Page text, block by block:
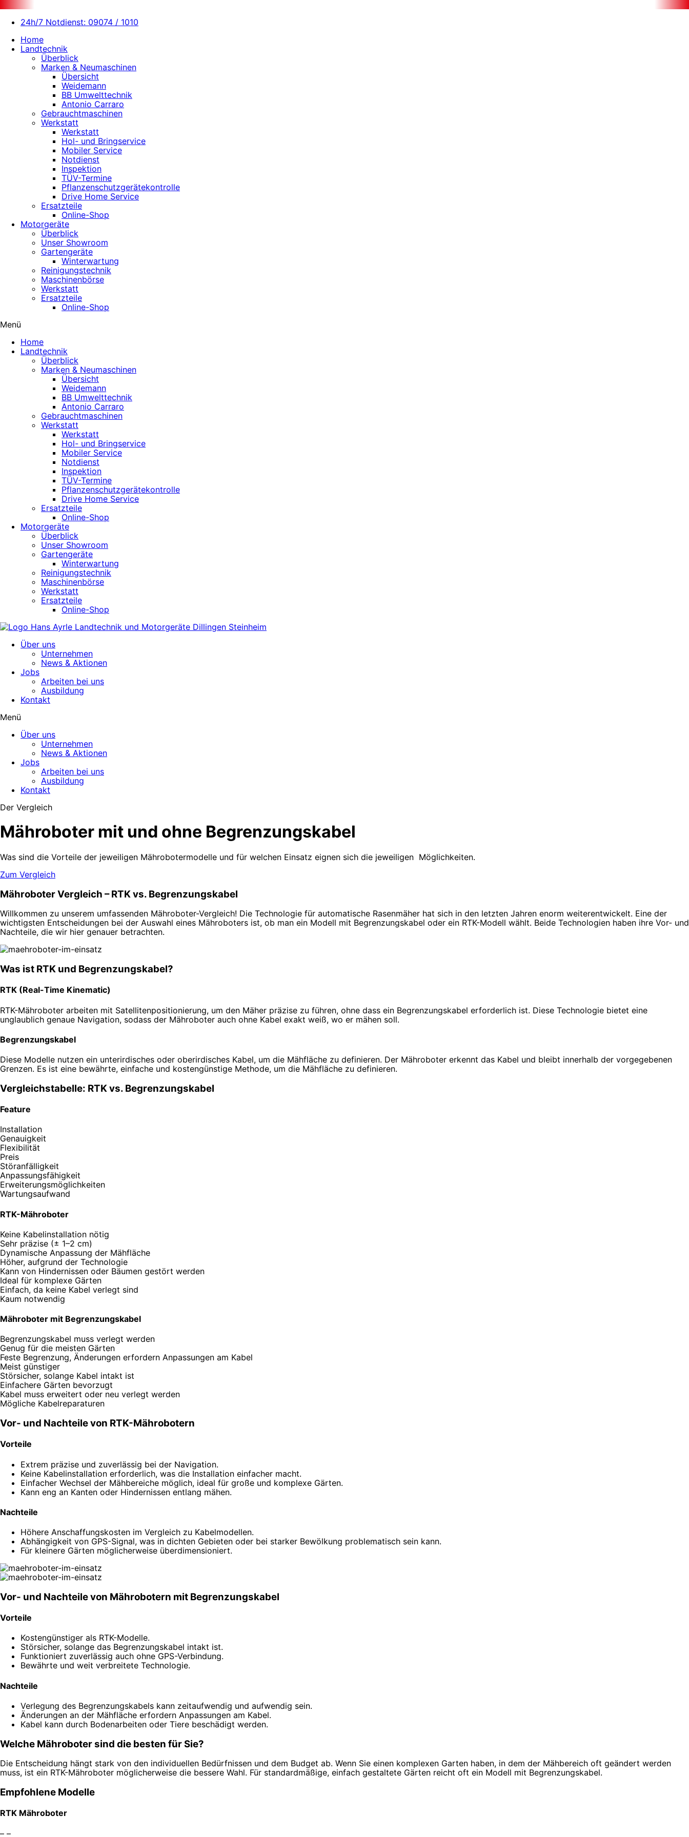
24h/7 Notdienst: 09074 / 1010
Home
Landtechnik
Überblick
Marken & Neumaschinen
Übersicht
Weidemann
BB Umwelttechnik
Antonio Carraro
Gebrauchtmaschinen
Werkstatt
Werkstatt
Hol- und Bringservice
Mobiler Service
Notdienst
Inspektion
TÜV-Termine
Pflanzenschutzgerätekontrolle
Drive Home Service
Ersatzteile
Online-Shop
Motorgeräte
Überblick
Unser Showroom
Gartengeräte
Winterwartung
Reinigungstechnik
Maschinenbörse
Werkstatt
Ersatzteile
Online-Shop
Menü
Home
Landtechnik
Überblick
Marken & Neumaschinen
Übersicht
Weidemann
BB Umwelttechnik
Antonio Carraro
Gebrauchtmaschinen
Werkstatt
Werkstatt
Hol- und Bringservice
Mobiler Service
Notdienst
Inspektion
TÜV-Termine
Pflanzenschutzgerätekontrolle
Drive Home Service
Ersatzteile
Online-Shop
Motorgeräte
Überblick
Unser Showroom
Gartengeräte
Winterwartung
Reinigungstechnik
Maschinenbörse
Werkstatt
Ersatzteile
Online-Shop
Über uns
Unternehmen
News & Aktionen
Jobs
Arbeiten bei uns
Ausbildung
Kontakt
Menü
Über uns
Unternehmen
News & Aktionen
Jobs
Arbeiten bei uns
Ausbildung
Kontakt
Der Vergleich
Mäh­roboter mit und ohne Begren­zungs­kabel
Was sind die Vorteile der jeweiligen Mährobotermodelle und für welchen Einsatz eignen sich die jeweiligen Möglichkeiten.
Zum Vergleich
Mähroboter Vergleich – RTK vs. Begrenzungskabel
Willkommen zu unserem umfassenden Mähroboter-Vergleich! Die Technologie für automatische Rasenmäher hat sich in den letzten Jahren enorm weiterentwickelt. Eine der
wichtigsten Entscheidungen bei der Auswahl eines Mähroboters ist, ob man ein Modell mit Begrenzungskabel oder ein RTK-Modell wählt. Beide Technologien haben ihre Vor- und
Nachteile, die wir hier genauer betrachten.
Was ist RTK und Begrenzungskabel?
RTK (Real-Time Kinematic)
RTK-Mähroboter arbeiten mit Satellitenpositionierung, um den Mäher präzise zu führen, ohne dass ein Begrenzungskabel erforderlich ist. Diese Technologie bietet eine
unglaublich genaue Navigation, sodass der Mähroboter auch ohne Kabel exakt weiß, wo er mähen soll.
Begrenzungskabel
Diese Modelle nutzen ein unterirdisches oder oberirdisches Kabel, um die Mähfläche zu definieren. Der Mähroboter erkennt das Kabel und bleibt innerhalb der vorgegebenen
Grenzen. Es ist eine bewährte, einfache und kostengünstige Methode, um die Mähfläche zu definieren.
Vergleichstabelle: RTK vs. Begrenzungskabel
Feature
Installation
Genauigkeit
Flexibilität
Preis
Stör­anfälligkeit
Anpassungs­fähigkeit
Erweiterungs­möglichkeiten
Wartungs­aufwand
RTK-Mäh­roboter
Keine Kabel­installation nötig
Sehr präzise (± 1–2 cm)
Dynamische Anpassung der Mähfläche
Höher, aufgrund der Technologie
Kann von Hindernissen oder Bäumen gestört werden
Ideal für komplexe Gärten
Einfach, da keine Kabel verlegt sind
Kaum notwendig
Mähroboter mit Begrenz­ungskabel
Begrenz­ungskabel muss verlegt werden
Genug für die meisten Gärten
Feste Begrenzung, Änder­ungen erfordern Anpass­ungen am Kabel
Meist günstiger
Störsicher, solange Kabel intakt ist
Einfachere Gärten bevorzugt
Kabel muss erweitert oder neu verlegt werden
Mögliche Kabel­reparaturen
Vor- und Nachteile von RTK-Mährobotern
Vorteile
Extrem präzise und zuverlässig bei der Navigation.
Keine Kabelinstallation erforderlich, was die Installation einfacher macht.
Einfacher Wechsel der Mähbereiche möglich, ideal für große und komplexe Gärten.
Kann eng an Kanten oder Hindernissen entlang mähen.
Nachteile
Höhere Anschaffungskosten im Vergleich zu Kabelmodellen.
Abhängigkeit von GPS-Signal, was in dichten Gebieten oder bei starker Bewölkung problematisch sein kann.
Für kleinere Gärten möglicherweise überdimensioniert.
Vor- und Nachteile von Mährobotern mit Begrenzungskabel
Vorteile
Kostengünstiger als RTK-Modelle.
Störsicher, solange das Begrenzungskabel intakt ist.
Funktioniert zuverlässig auch ohne GPS-Verbindung.
Bewährte und weit verbreitete Technologie.
Nachteile
Verlegung des Begrenzungskabels kann zeitaufwendig und aufwendig sein.
Änderungen an der Mähfläche erfordern Anpassungen am Kabel.
Kabel kann durch Bodenarbeiten oder Tiere beschädigt werden.
Welche Mähroboter sind die besten für Sie?
Die Entscheidung hängt stark von den individuellen Bedürfnissen und dem Budget ab. Wenn Sie einen komplexen Garten haben, in dem der Mähbereich oft geändert werden
muss, ist ein RTK-Mähroboter möglicherweise die bessere Wahl. Für standardmäßige, einfach gestaltete Gärten reicht oft ein Modell mit Begrenzungskabel.
Empfohlene Modelle
RTK Mähroboter
– –